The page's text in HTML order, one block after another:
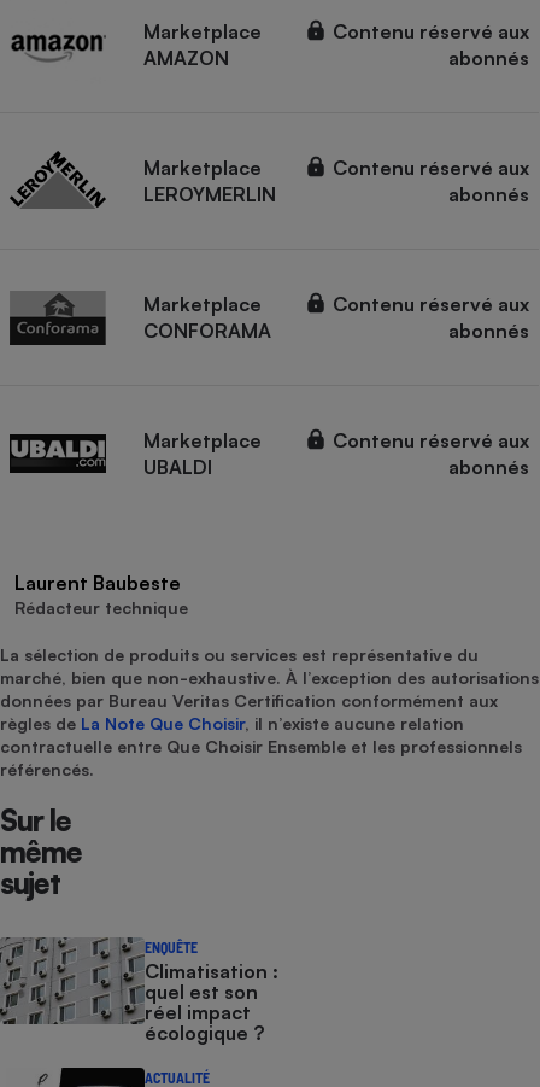
Marketplace
AMAZON
Contenu réservé aux
abonnés
Marketplace
LEROYMERLIN
Contenu réservé aux
abonnés
Marketplace
CONFORAMA
Contenu réservé aux
abonnés
Marketplace
UBALDI
Contenu réservé aux
abonnés
Laurent Baubeste
Rédacteur technique
La sélection de produits ou services est représentative du
marché, bien que non-exhaustive. À l’exception des autorisations
données par Bureau Veritas Certification conformément aux
règles de La Note Que Choisir, il n’existe aucune relation
contractuelle entre Que Choisir Ensemble et les professionnels
référencés.
Sur le
même
sujet
ENQUÊTE
Climatisation :
quel est son
réel impact
écologique ?
ACTUALITÉ